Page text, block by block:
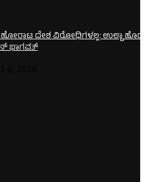
ದೇಶ ವಿರೋಧಿಗಳಲ್ಲ: ಉಲ್ಟಾ
ಭಾಗವತ್